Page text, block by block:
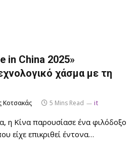
in China 2025»
χάσμα με τη
Κοτσακάς 5 Mins Read it
η Κίνα παρουσίασε ένα φιλόδοξο
είχε επικριθεί έντονα…